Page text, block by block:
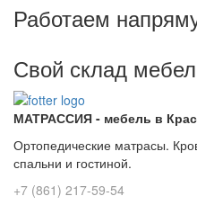
Работаем
Свой склад
МАТРАССИЯ - мебель в
Ортопедические матрасы.
спальни и гостиной.
+7 (861) 217-59-54